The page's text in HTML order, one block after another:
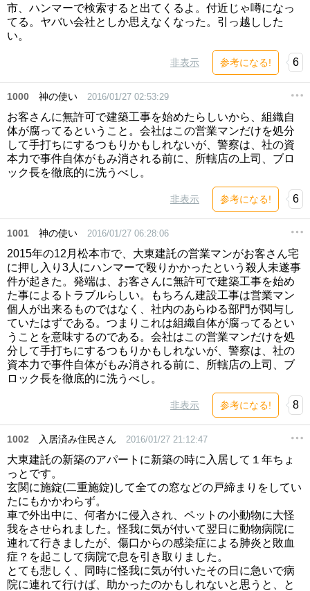
市、ハンマーで検索すると出てくるよ。付近じゃ噂になっ
てる。ヤバい会社としか思えなくなった。引っ越しした
い。
非表示 参考になる! 6
1000 神の使い 2016/01/27 02:53:29
お客さんに無許可で建築工事を始めたらしいから、組織自
体が腐ってるということ。会社はこの営業マンだけを処分
して手打ちにするつもりかもしれないが、警察は、社の資
本力で事件自体がもみ消される前に、所轄店の上司、ブロ
ック長を徹底的に洗うべし。
非表示 参考になる! 6
1001 神の使い 2016/01/27 06:28:06
2015年の12月松本市で、大東建託の営業マンがお客さん宅
に押し入り3人にハンマーで殴りかかったという殺人未遂事
件が起きた。発端は、お客さんに無許可で建築工事を始め
た事によるトラブルらしい。もちろん建設工事は営業マン
個人が出来るものではなく、社内のあらゆる部門が関与し
ていたはずである。つまりこれは組織自体が腐ってるとい
うことを意味するのである。会社はこの営業マンだけを処
分して手打ちにするつもりかもしれないが、警察は、社の
資本力で事件自体がもみ消される前に、所轄店の上司、ブ
ロック長を徹底的に洗うべし。
非表示 参考になる! 8
1002 入居済み住民さん 2016/01/27 21:12:47
大東建託の新築のアパートに新築の時に入居して１年ちょ
っとです。
玄関に施錠(二重施錠)して全ての窓などの戸締まりをしてい
たにもかかわらず。
車で外出中に、何者かに侵入され、ペットの小動物に大怪
我をさせられました。怪我に気が付いて翌日に動物病院に
連れて行きましたが、傷口からの感染症による肺炎と敗血
症？を起こして病院で息を引き取りました。
とても悲しく、同時に怪我に気が付いたその日に急いで病
院に連れて行けば、助かったのかもしれないと思うと、と